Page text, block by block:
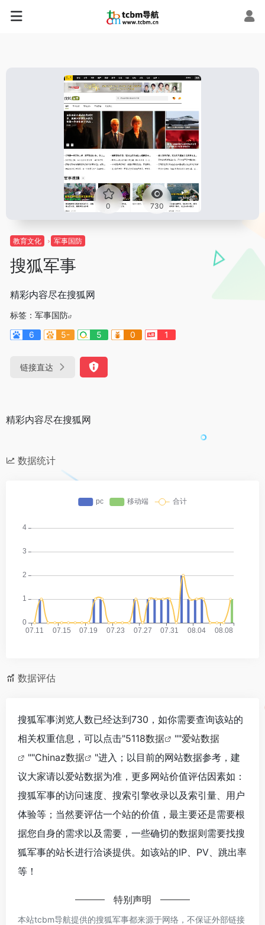
0 730
教育文化 军事国防
搜狐军事
精彩内容尽在搜狐网
标签： 军事国防
6
5- 5 0 1
链接直达
精彩内容尽在搜狐网
数据统计
数据评估
搜狐军事浏览人数已经达到730，如你需要查询该站的
相关权重信息，可以点击"5118数据 ""爱站数据
""Chinaz数据
"进入；以目前的网站数据参考，建
议大家请以爱站数据为准，更多网站价值评估因素如：
搜狐军事的访问速度、搜索引擎收录以及索引量、用户
体验等；当然要评估一个站的价值，最主要还是需要根
据您自身的需求以及需要，一些确切的数据则需要找搜
狐军事的站长进行洽谈提供。如该站的IP、PV、跳出率
等！
特别声明
本站tcbm导航提供的搜狐军事都来源于网络，不保证外部链接